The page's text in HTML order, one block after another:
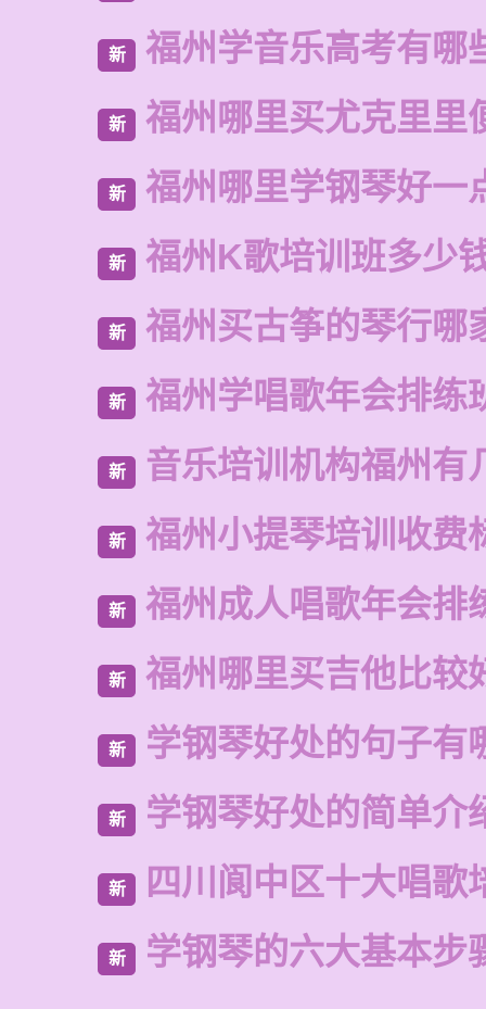
新 福州学音乐高考有哪
新 福州哪里买尤克里里
新 福州哪里学钢琴好一
新 福州K歌培训班多少
新 福州买古筝的琴行哪
新 福州学唱歌年会排练
新 音乐培训机构福州有
新 福州小提琴培训收费
新 福州成人唱歌年会排
新 福州哪里买吉他比较
新 学钢琴好处的句子有
新 学钢琴好处的简单介
新 四川阆中区十大唱歌
新 学钢琴的六大基本步